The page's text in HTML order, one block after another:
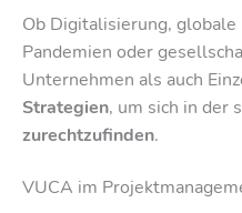
Ob Digitalisierung,
Pandemien oder
Unternehmen als auch
Strategien, um sich in der
zurechtzufinden.
VUCA im